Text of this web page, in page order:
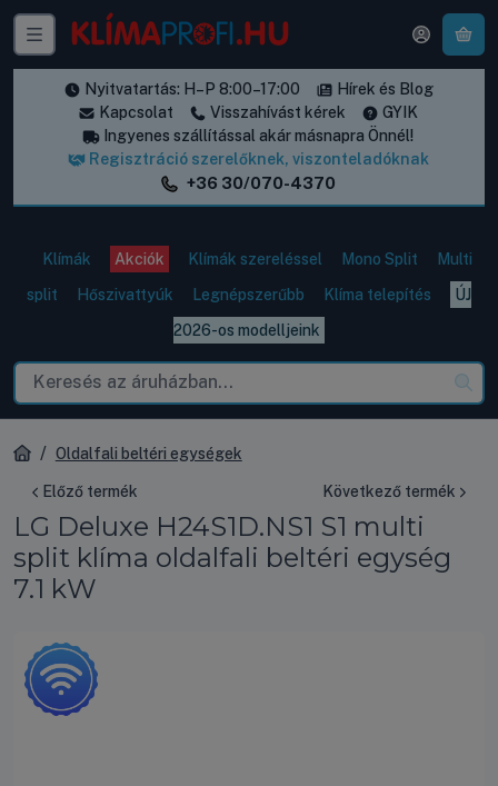
Nyitvatartás: H–P 8:00–17:00
Hírek és Blog
Kapcsolat
Visszahívást kérek
GYIK
Ingyenes szállítással akár másnapra Önnél!
Regisztráció szerelőknek, viszonteladóknak
+36 30/070-4370
Klímák Akciók Klímák szereléssel Mono Split
Multi
split
Hőszivattyúk Legnépszerűbb Klíma telepítés
ÚJ
2026-os modelljeink
Oldalfali beltéri egységek
Előző termék Következő termék
LG Deluxe H24S1D.NS1 S1 multi
split klíma oldalfali beltéri egység
7.1 kW